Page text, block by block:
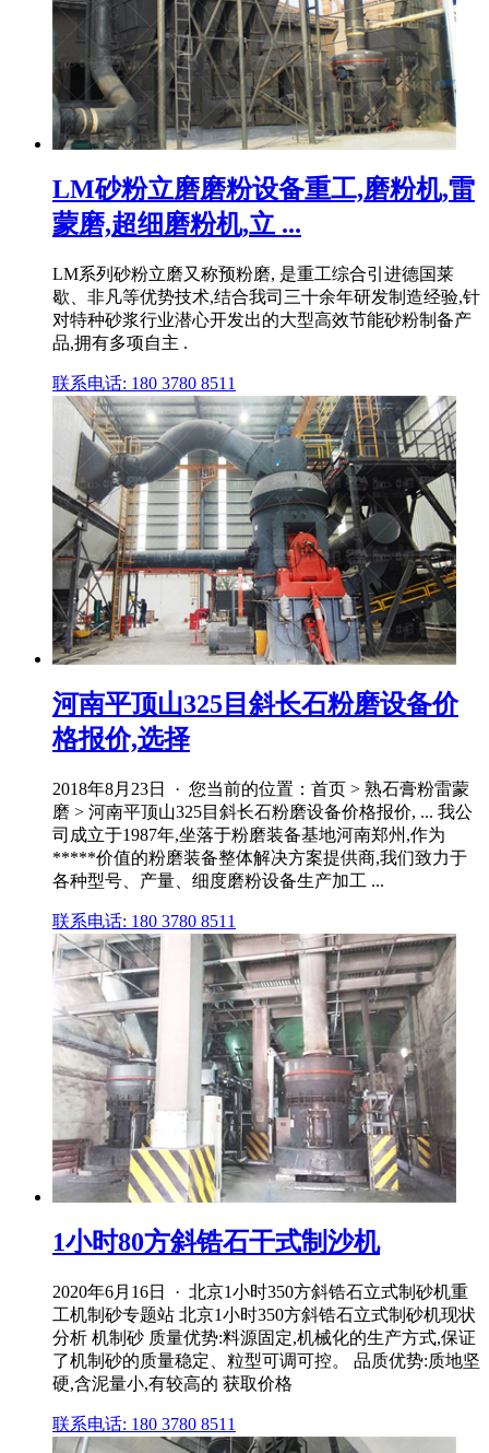
LM砂粉立磨磨粉设备重工,磨粉机,雷
蒙磨,超细磨粉机,立 ...
LM系列砂粉立磨又称预粉磨, 是重工综合引进德国莱
歇、非凡等优势技术,结合我司三十余年研发制造经验,针
对特种砂浆行业潜心开发出的大型高效节能砂粉制备产
品,拥有多项自主 .
联系电话: 180 3780 8511
河南平顶山325目斜长石粉磨设备价
格报价,选择
2018年8月23日 · 您当前的位置：首页 > 熟石膏粉雷蒙
磨 > 河南平顶山325目斜长石粉磨设备价格报价, ... 我公
司成立于1987年,坐落于粉磨装备基地河南郑州,作为
*****价值的粉磨装备整体解决方案提供商,我们致力于
各种型号、产量、细度磨粉设备生产加工 ...
联系电话: 180 3780 8511
1小时80方斜锆石干式制沙机
2020年6月16日 · 北京1小时350方斜锆石立式制砂机重
工机制砂专题站 北京1小时350方斜锆石立式制砂机现状
分析 机制砂 质量优势:料源固定,机械化的生产方式,保证
了机制砂的质量稳定、粒型可调可控。 品质优势:质地坚
硬,含泥量小,有较高的 获取价格
联系电话: 180 3780 8511